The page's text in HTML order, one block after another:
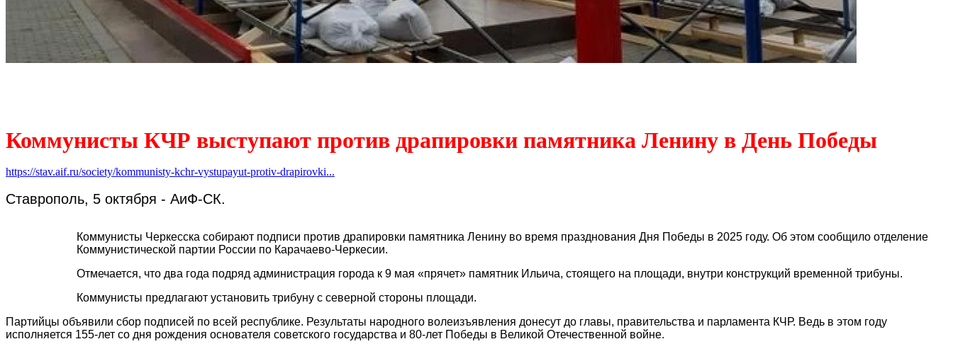
Коммунисты КЧР выступают против драпировки памятника Ленину в День Победы
https://stav.aif.ru/society/kommunisty-kchr-vystupayut-protiv-drapirovki...
Ставрополь, 5 октября - АиФ-СК.
Коммунисты Черкесска собирают подписи против драпировки памятника Ленину во время празднования Дня Победы в 2025 году. Об этом сообщило отделение
Коммунистической партии России по Карачаево-Черкесии.
Отмечается, что два года подряд администрация города к 9 мая «прячет» памятник Ильича, стоящего на площади, внутри конструкций временной трибуны.
Коммунисты предлагают установить трибуну с северной стороны площади.
Партийцы объявили сбор подписей по всей республике. Результаты народного волеизъявления донесут до главы, правительства и парламента КЧР. Ведь в этом году
исполняется 155-лет со дня рождения основателя советского государства и 80-лет Победы в Великой Отечественной войне.